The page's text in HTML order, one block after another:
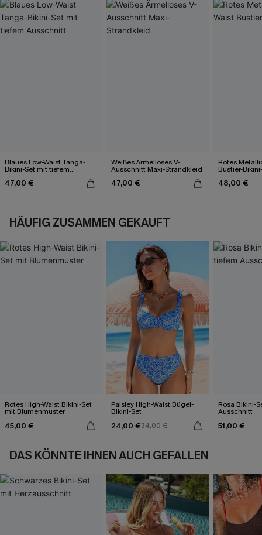
Blaues Low-Waist Tanga-
Bikini-Set mit tiefem
47,00 €
Weißes Ärmelloses V-
Ausschnitt Maxi-Strandkleid
47,00 €
Rotes
Bustier-
48,00 €
HÄUFIG ZUSAMMEN GEKAUFT
Rotes High-Waist Bikini-Set
mit Blumenmuster
45,00 €
Paisley High-Waist Bügel-
Bikini-Set
24,00 €34,00 €
Rosa Bikini-
Ausschnitt
51,00 €
DAS KÖNNTE IHNEN AUCH GEFALLEN